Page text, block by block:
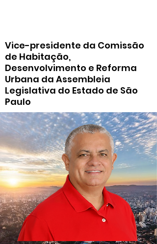
Vice-presidente da Comissão
de Habitação,
Desenvolvimento e Reforma
Urbana da Assembleia
Legislativa do Estado de São
Paulo